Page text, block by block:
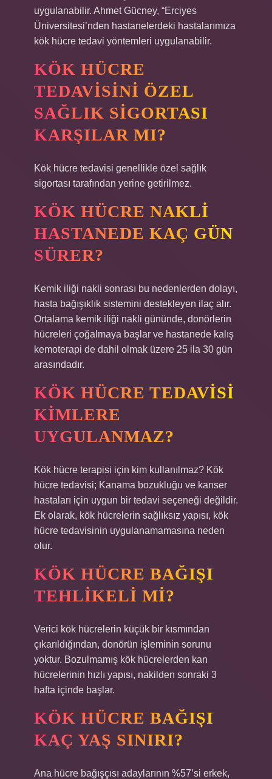
uygulanabilir. Ahmet Gücney, “Erciyes
Üniversitesi’nden hastanelerdeki hastalarımıza
kök hücre tedavi yöntemleri uygulanabilir.
KÖK HÜCRE
TEDAVISINI ÖZEL
SAĞLIK SIGORTASI
KARŞILAR MI?
Kök hücre tedavisi genellikle özel sağlık
sigortası tarafından yerine getirilmez.
KÖK HÜCRE NAKLI
HASTANEDE KAÇ GÜN
SÜRER?
Kemik iliği nakli sonrası bu nedenlerden dolayı,
hasta bağışıklık sistemini destekleyen ilaç alır.
Ortalama kemik iliği nakli gününde, donörlerin
hücreleri çoğalmaya başlar ve hastanede kalış
kemoterapi de dahil olmak üzere 25 ila 30 gün
arasındadır.
KÖK HÜCRE TEDAVISI
KIMLERE
UYGULANMAZ?
Kök hücre terapisi için kim kullanılmaz? Kök
hücre tedavisi; Kanama bozukluğu ve kanser
hastaları için uygun bir tedavi seçeneği değildir.
Ek olarak, kök hücrelerin sağlıksız yapısı, kök
hücre tedavisinin uygulanamamasına neden
olur.
KÖK HÜCRE BAĞIŞI
TEHLIKELI MI?
Verici kök hücrelerin küçük bir kısmından
çıkarıldığından, donörün işleminin sorunu
yoktur. Bozulmamış kök hücrelerden kan
hücrelerinin hızlı yapısı, nakilden sonraki 3
hafta içinde başlar.
KÖK HÜCRE BAĞIŞI
KAÇ YAŞ SINIRI?
Ana hücre bağışçısı adaylarının %57’si erkek,